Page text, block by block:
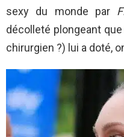
sexy du monde par
décolleté plongeant
chirurgien ?) lui a doté,